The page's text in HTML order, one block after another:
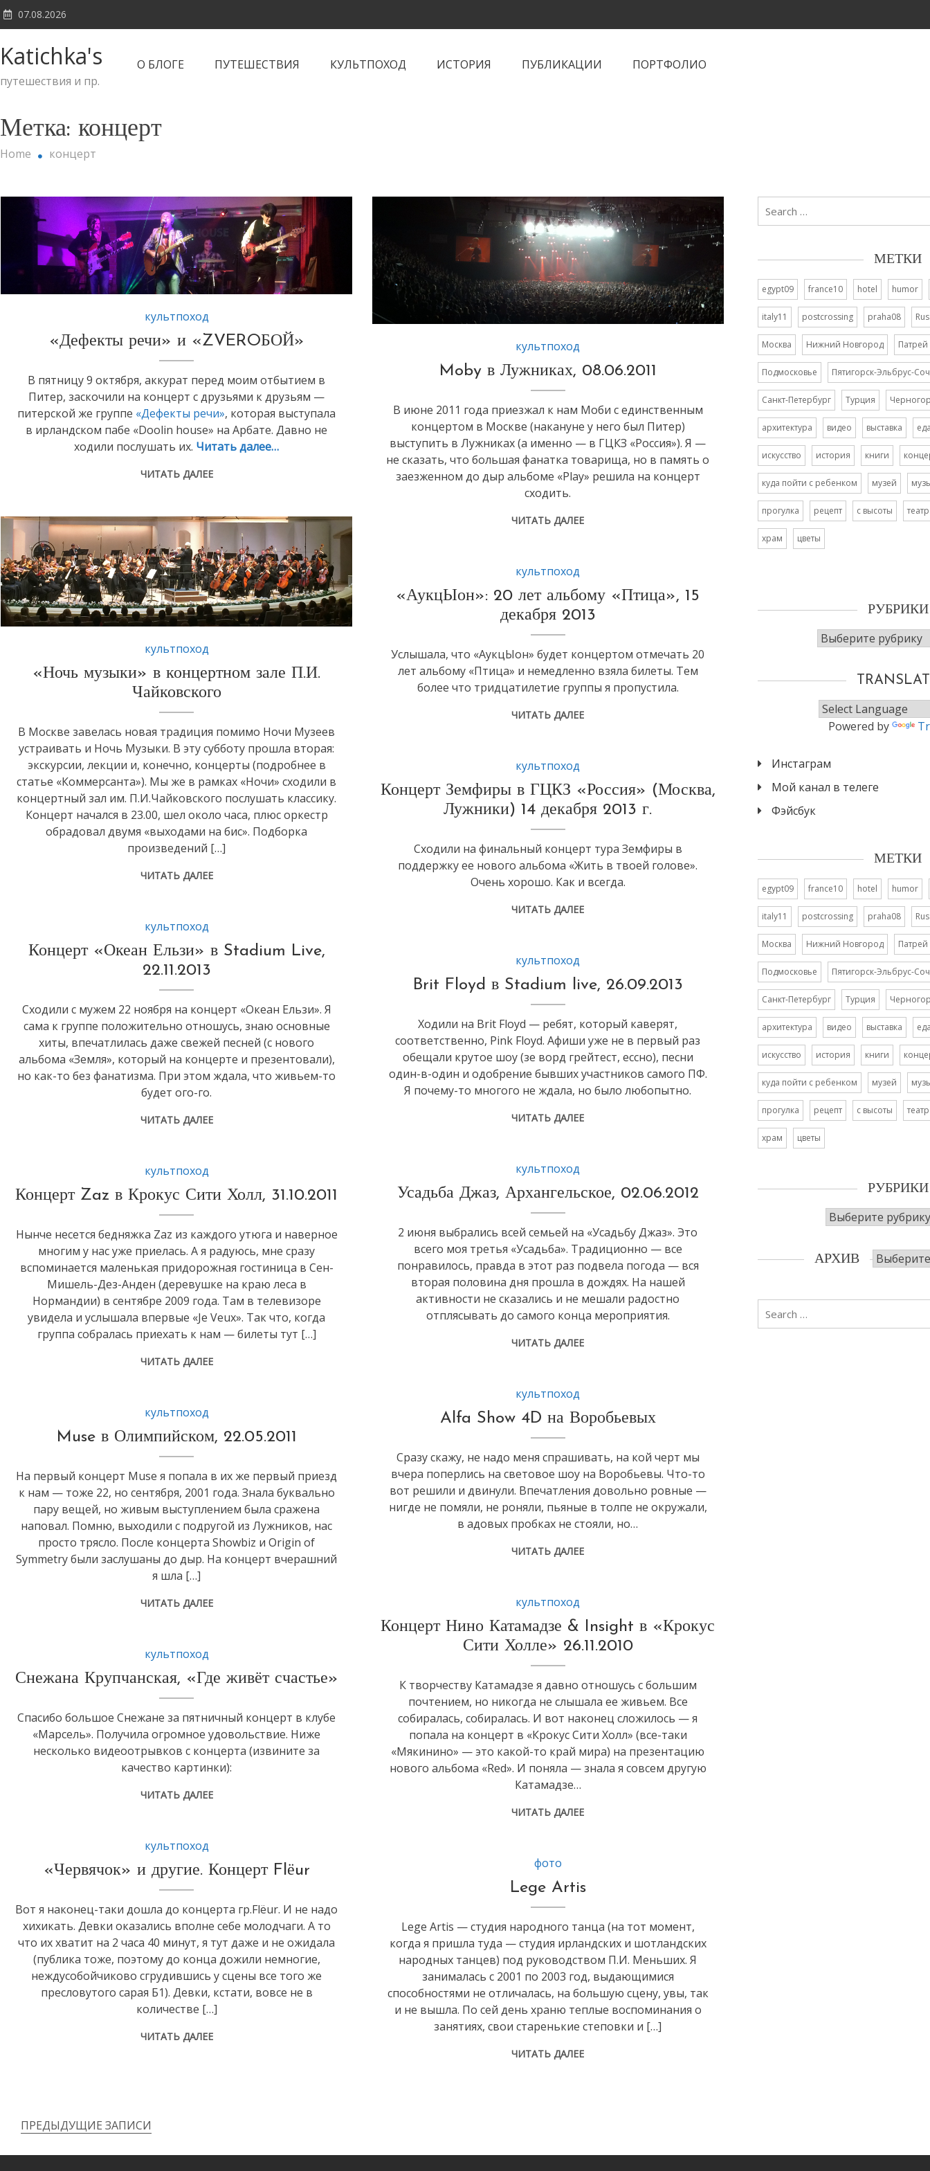
Skip
to
07.08.2026
Katichka's
путешествия и пр.
О БЛОГЕ ПУТЕШЕСТВИЯ КУЛЬТПОХОД ИСТОРИЯ ПУБЛИКАЦИИ ПОРТФОЛИО
Метка: концерт
Home концерт
культпоход
«Дефекты речи» и «ZVEROБОЙ»
В пятницу 9 октября, аккурат перед моим отбытием в
Питер, заскочили на концерт с друзьями к друзьям —
питерской же группе «Дефекты речи», которая выступала
в ирландском пабе «Doolin house» на Арбате. Давно не
ходили послушать их. Читать далее…
ЧИТАТЬ ДАЛЕЕ
культпоход
Moby в Лужниках, 08.06.2011
В июне 2011 года приезжал к нам Моби с единственным
концертом в Москве (накануне у него был Питер)
выступить в Лужниках (а именно — в ГЦКЗ «Россия»). Я —
не сказать, что большая фанатка товарища, но в память о
заезженном до дыр альбоме «Play» решила на концерт
сходить.
ЧИТАТЬ ДАЛЕЕ
культпоход
«Ночь музыки» в концертном зале П.И.
Чайковского
В Москве завелась новая традиция помимо Ночи Музеев
устраивать и Ночь Музыки. В эту субботу прошла вторая:
экскурсии, лекции и, конечно, концерты (подробнее в
статье «Коммерсанта»). Мы же в рамках «Ночи» сходили в
концертный зал им. П.И.Чайковского послушать классику.
Концерт начался в 23.00, шел около часа, плюс оркестр
обрадовал двумя «выходами на бис». Подборка
произведений […]
ЧИТАТЬ ДАЛЕЕ
культпоход
«АукцЫон»: 20 лет альбому «Птица», 15
декабря 2013
Услышала, что «АукцЫон» будет концертом отмечать 20
лет альбому «Птица» и немедленно взяла билеты. Тем
более что тридцатилетие группы я пропустила.
ЧИТАТЬ ДАЛЕЕ
культпоход
Концерт Земфиры в ГЦКЗ «Россия» (Москва,
Лужники) 14 декабря 2013 г.
Сходили на финальный концерт тура Земфиры в
поддержку ее нового альбома «Жить в твоей голове».
Очень хорошо. Как и всегда.
ЧИТАТЬ ДАЛЕЕ
культпоход
Концерт «Океан Ельзи» в Stadium Live,
22.11.2013
Сходили с мужем 22 ноября на концерт «Океан Eльзи». Я
сама к группе положительно отношусь, знаю основные
хиты, впечатлилась даже свежей песней (с нового
альбома «Земля», который на концерте и презентовали),
но как-то без фанатизма. При этом ждала, что живьем-то
будет ого-го.
ЧИТАТЬ ДАЛЕЕ
культпоход
Brit Floyd в Stadium live, 26.09.2013
Ходили на Brit Floyd — ребят, который каверят,
соответственно, Pink Floyd. Афиши уже не в первый раз
обещали крутое шоу (зе ворд грейтест, ессно), песни
один-в-один и одобрение бывших участников самого ПФ.
Я почему-то многого не ждала, но было любопытно.
ЧИТАТЬ ДАЛЕЕ
культпоход
Усадьба Джаз, Архангельское, 02.06.2012
2 июня выбрались всей семьей на «Усадьбу Джаз». Это
всего моя третья «Усадьба». Традиционно — все
понравилось, правда в этот раз подвела погода — вся
вторая половина дня прошла в дождях. На нашей
активности не сказались и не мешали радостно
отплясывать до самого конца мероприятия.
ЧИТАТЬ ДАЛЕЕ
культпоход
Концерт Zaz в Крокус Сити Холл, 31.10.2011
Нынче несется бедняжка Zaz из каждого утюга и наверное
многим у нас уже приелась. А я радуюсь, мне сразу
вспоминается маленькая придорожная гостиница в Сен-
Мишель-Дез-Анден (деревушке на краю леса в
Нормандии) в сентябре 2009 года. Там в телевизоре
увидела и услышала впервые «Je Veux». Так что, когда
группа собралась приехать к нам — билеты тут […]
ЧИТАТЬ ДАЛЕЕ
культпоход
Alfa Show 4D на Воробьевых
Сразу скажу, не надо меня спрашивать, на кой черт мы
вчера поперлись на световое шоу на Воробьевы. Что-то
вот решили и двинули. Впечатления довольно ровные —
нигде не помяли, не роняли, пьяные в толпе не окружали,
в адовых пробках не стояли, но…
ЧИТАТЬ ДАЛЕЕ
культпоход
Muse в Олимпийском, 22.05.2011
На первый концерт Muse я попала в их же первый приезд
к нам — тоже 22, но сентября, 2001 года. Знала буквально
пару вещей, но живым выступлением была сражена
наповал. Помню, выходили с подругой из Лужников, нас
просто трясло. После концерта Showbiz и Origin of
Symmetry были заслушаны до дыр. На концерт вчерашний
я шла […]
ЧИТАТЬ ДАЛЕЕ культпоход
Концерт Нино Катамадзе & Insight в «Крокус
Сити Холле» 26.11.2010
К творчеству Катамадзе я давно отношусь с большим
почтением, но никогда не слышала ее живьем. Все
собиралась, собиралась. И вот наконец сложилось — я
попала на концерт в «Крокус Сити Холл» (все-таки
«Мякинино» — это какой-то край мира) на презентацию
нового альбома «Red». И поняла — знала я совсем другую
Катамадзе…
ЧИТАТЬ ДАЛЕЕ
культпоход
Снежана Крупчанская, «Где живёт счастье»
Спасибо большое Снежане за пятничный концерт в клубе
«Марсель». Получила огромное удовольствие. Ниже
несколько видеоотрывков с концерта (извините за
качество картинки):
ЧИТАТЬ ДАЛЕЕ
культпоход
«Червячок» и другие. Концерт Flёur
Вот я наконец-таки дошла до концерта гр.Flёur. И не надо
хихикать. Девки оказались вполне себе молодчаги. А то
что их хватит на 2 часа 40 минут, я тут даже и не ожидала
(публика тоже, поэтому до конца дожили немногие,
неждусобойчиково сгрудившись у сцены все того же
пресловутого сарая Б1). Девки, кстати, вовсе не в
количестве […]
ЧИТАТЬ ДАЛЕЕ
фото
Lege Artis
Lege Artis — студия народного танца (на тот момент,
когда я пришла туда — студия ирландских и шотландских
народных танцев) под руководством П.И. Меньших. Я
занималась с 2001 по 2003 год, выдающимися
способностями не отличалась, на большую сцену, увы, так
и не вышла. По сей день храню теплые воспоминания о
занятиях, свои старенькие степовки и […]
ЧИТАТЬ ДАЛЕЕ
Навигация
по
ПРЕДЫДУЩИЕ ЗАПИСИ
Search
МЕТКИ
egypt09 france10 hotel humor
italy11 postcrossing praha08
Москва Нижний Новгород Патрей
Подмосковье Пятигорск-Эльбрус-
Санкт-Петербург Турция
архитектура видео выставка
искусство история книги
куда пойти с ребенком музей
прогулка рецепт с высоты театр
храм цветы
РУБРИКИ
Рубрики
Powered by
Инстаграм
Мой канал в телеге
Фэйсбук
МЕТКИ
egypt09 france10 hotel humor
italy11 postcrossing praha08
Москва Нижний Новгород Патрей
Подмосковье Пятигорск-Эльбрус-
Санкт-Петербург Турция
архитектура видео выставка
искусство история книги
куда пойти с ребенком музей
прогулка рецепт с высоты театр
храм цветы
РУБРИКИ
Рубрики
АРХИВ Архив
Search
for: